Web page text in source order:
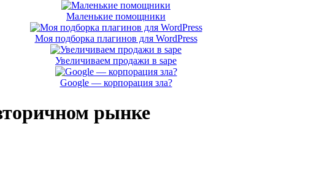
Маленькие помощники
Моя подборка плагинов для WordPress
Увеличиваем продажи в sape
Google — корпорация зла?
рынке